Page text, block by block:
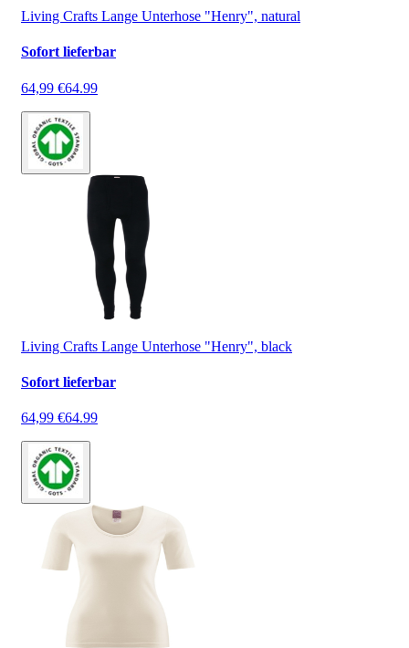
Living Crafts Lange Unterhose "Henry", natural
Sofort lieferbar
64,99 €64.99
Living Crafts Lange Unterhose "Henry", black
Sofort lieferbar
64,99 €64.99